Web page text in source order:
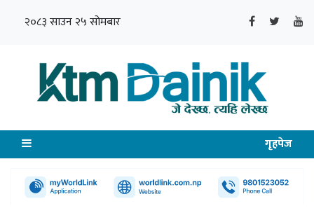
२०८३ साउन २५ सोमबार
गृहपेज